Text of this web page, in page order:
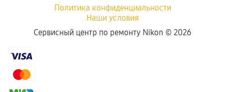
Политика конфиденциальности
Наши условия
Сервисный центр по ремонту Nikon © 2026